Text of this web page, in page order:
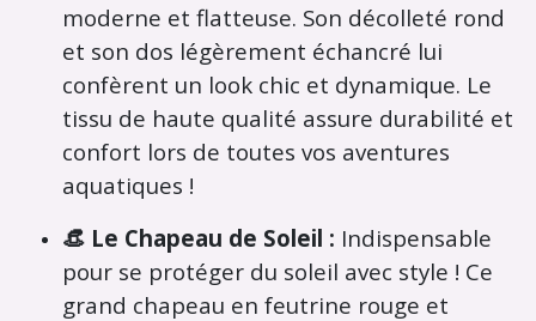
moderne et flatteuse. Son décolleté rond
et son dos légèrement échancré lui
confèrent un look chic et dynamique. Le
tissu de haute qualité assure durabilité et
confort lors de toutes vos aventures
aquatiques !
👒 Le Chapeau de Soleil : Indispensable
pour se protéger du soleil avec style ! Ce
grand chapeau en feutrine rouge et